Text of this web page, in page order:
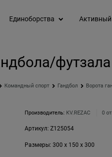
Единоборства
Командный спорт Гандбол Ворота
Производитель: KV.REZAC 0
Артикул: Z125054
Размеры: 300 x 150 x 300